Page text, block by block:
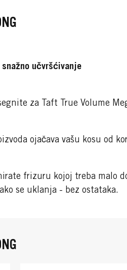
snažno učvršćivanje
za Taft True Volume
ojačava vašu kosu
frizuru kojoj treba malo
se uklanja - bez ostataka.